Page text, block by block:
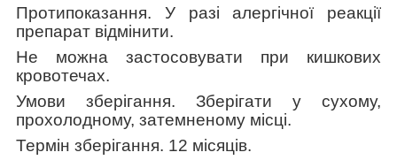
Протипоказання.
У разі алергічної реакції
препарат відмінити.
Не можна застосовувати при кишкових
кровотечах.
Умови зберігання.
Зберігати у сухому,
прохолодному, затемненому місці.
Термін зберігання. 12 місяців.